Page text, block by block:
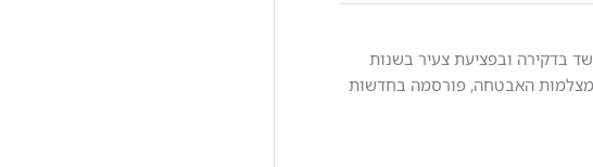
בדקירה ובפציעת צעיר בשנות
במצלמות האבטחה, פורסמה בחדשות